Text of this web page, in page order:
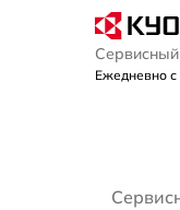
Ежедневно с